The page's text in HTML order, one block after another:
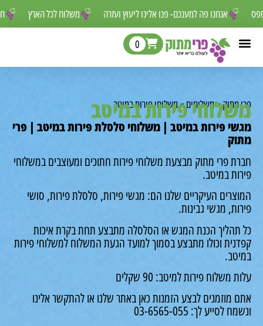
משלוח לכל הארץ אנחנו פה למענכם- פנו אלינו ליעוץ ועזרה לפספס
0
»משלוחים»משלוחי פירות במיטב
פירות במיטב
פירות במיטב | משלוחי סלסלת פירות במיטב | פרי
פרי מתוק מבצעת משלוחי פירות חתוכים ומעוצבים במשלוחי
במיטב.
העיקריים שלנו הם: מגשי פירות, סלסלת פירות, סושי
מגשי גבינות.
הכנת המגש או הסלסלה מתבצע תחת בקרת איכות
וכולו מתבצע בסמוך למועד הגעת המשלוח למשלוחי פירות
פירות למיטב: 90 שקלים
מוזמנים לבצע הזמנות כאן באתר שלנו או להתקשר אלינו
לך: 03-6565-055